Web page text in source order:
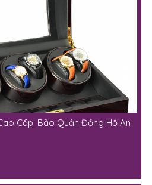
Cấp: Bảo Quản Đồng Hồ An